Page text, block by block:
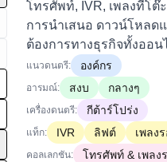
โทรศัพท์, IVR, เพลงที่โต๊
การนำเสนอ ดาวน์โหลด
ต้องการทางธุรกิจทั้งออ
แนวดนตรี: องค์กร
อารมณ์: สงบ กลางๆ
เครื่องดนตรี: กีต้าร์โปร่ง
แท็ก: IVR ลิฟต์ เพลง
คอลเลกชัน: โทรศัพท์ & เพลง